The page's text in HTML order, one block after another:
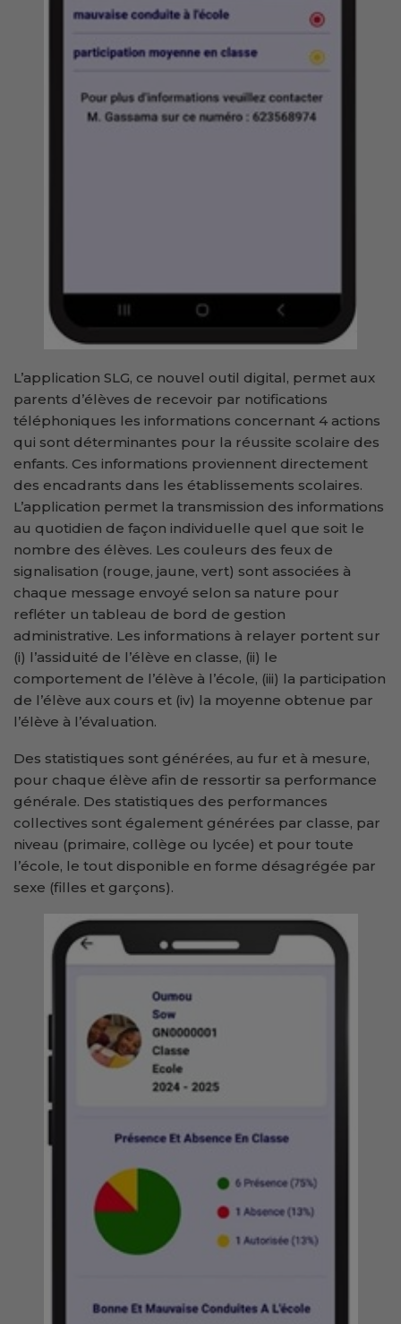
L’application SLG, ce nouvel outil digital, permet aux
parents d’élèves de recevoir par notifications
téléphoniques les informations concernant 4 actions
qui sont déterminantes pour la réussite scolaire des
enfants. Ces informations proviennent directement
des encadrants dans les établissements scolaires.
L’application permet la transmission des informations
au quotidien de façon individuelle quel que soit le
nombre des élèves. Les couleurs des feux de
signalisation (rouge, jaune, vert) sont associées à
chaque message envoyé selon sa nature pour
refléter un tableau de bord de gestion
administrative. Les informations à relayer portent sur
(i) l’assiduité de l’élève en classe, (ii) le
comportement de l’élève à l’école, (iii) la participation
de l’élève aux cours et (iv) la moyenne obtenue par
l’élève à l’évaluation.
Des statistiques sont générées, au fur et à mesure,
pour chaque élève afin de ressortir sa performance
générale. Des statistiques des performances
collectives sont également générées par classe, par
niveau (primaire, collège ou lycée) et pour toute
l’école, le tout disponible en forme désagrégée par
sexe (filles et garçons).